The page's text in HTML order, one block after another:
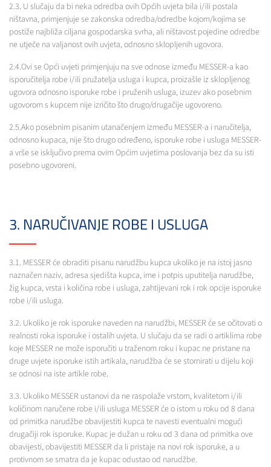
2.3. U slučaju da bi neka odredba ovih Općih uvjeta bila i/ili postala
ništavna, primjenjuje se zakonska odredba/odredbe kojom/kojima se
postiže najbliža ciljana gospodarska svrha, ali ništavost pojedine odredbe
ne utječe na valjanost ovih uvjeta, odnosno sklopljenih ugovora.
2.4.Ovi se Opći uvjeti primjenjuju na sve odnose između MESSER-a kao
isporučitelja robe i/ili pružatelja usluga i kupca, proizašle iz sklopljenog
ugovora odnosno isporuke robe i pruženih usluga, izuzev ako posebnim
ugovorom s kupcem nije izričito što drugo/drugačije ugovoreno.
2.5.Ako posebnim pisanim utanačenjem između MESSER-a i naručitelja,
odnosno kupaca, nije što drugo određeno, isporuke robe i usluga MESSER-
a vrše se isključivo prema ovim Općim uvjetima poslovanja bez da su isti
posebno ugovoreni.
3. NARUČIVANJE ROBE I USLUGA
3.1. MESSER će obraditi pisanu narudžbu kupca ukoliko je na istoj jasno
naznačen naziv, adresa sjedišta kupca, ime i potpis uputitelja narudžbe,
žig kupca, vrsta i količina robe i usluga, zahtijevani rok i rok opcije isporuke
robe i/ili usluga.
3.2. Ukoliko je rok isporuke naveden na narudžbi, MESSER će se očitovati o
realnosti roka isporuke i ostalih uvjeta. U slučaju da se radi o artiklima robe
koje MESSER ne može isporučiti u traženom roku i kupac ne pristane na
druge uvjete isporuke istih artikala, narudžba će se stornirati u dijelu koji
se odnosi na iste artikle robe.
3.3. Ukoliko MESSER ustanovi da ne raspolaže vrstom, kvalitetom i/ili
količinom naručene robe i/ili usluga MESSER će o istom u roku od 8 dana
od primitka narudžbe obavijestiti kupca te navesti eventualni mogući
drugačiji rok isporuke. Kupac je dužan u roku od 3 dana od primitka ove
obavijesti, obavijestiti MESSER da li pristaje na novi rok isporuke, a u
protivnom se smatra da je kupac odustao od narudžbe.